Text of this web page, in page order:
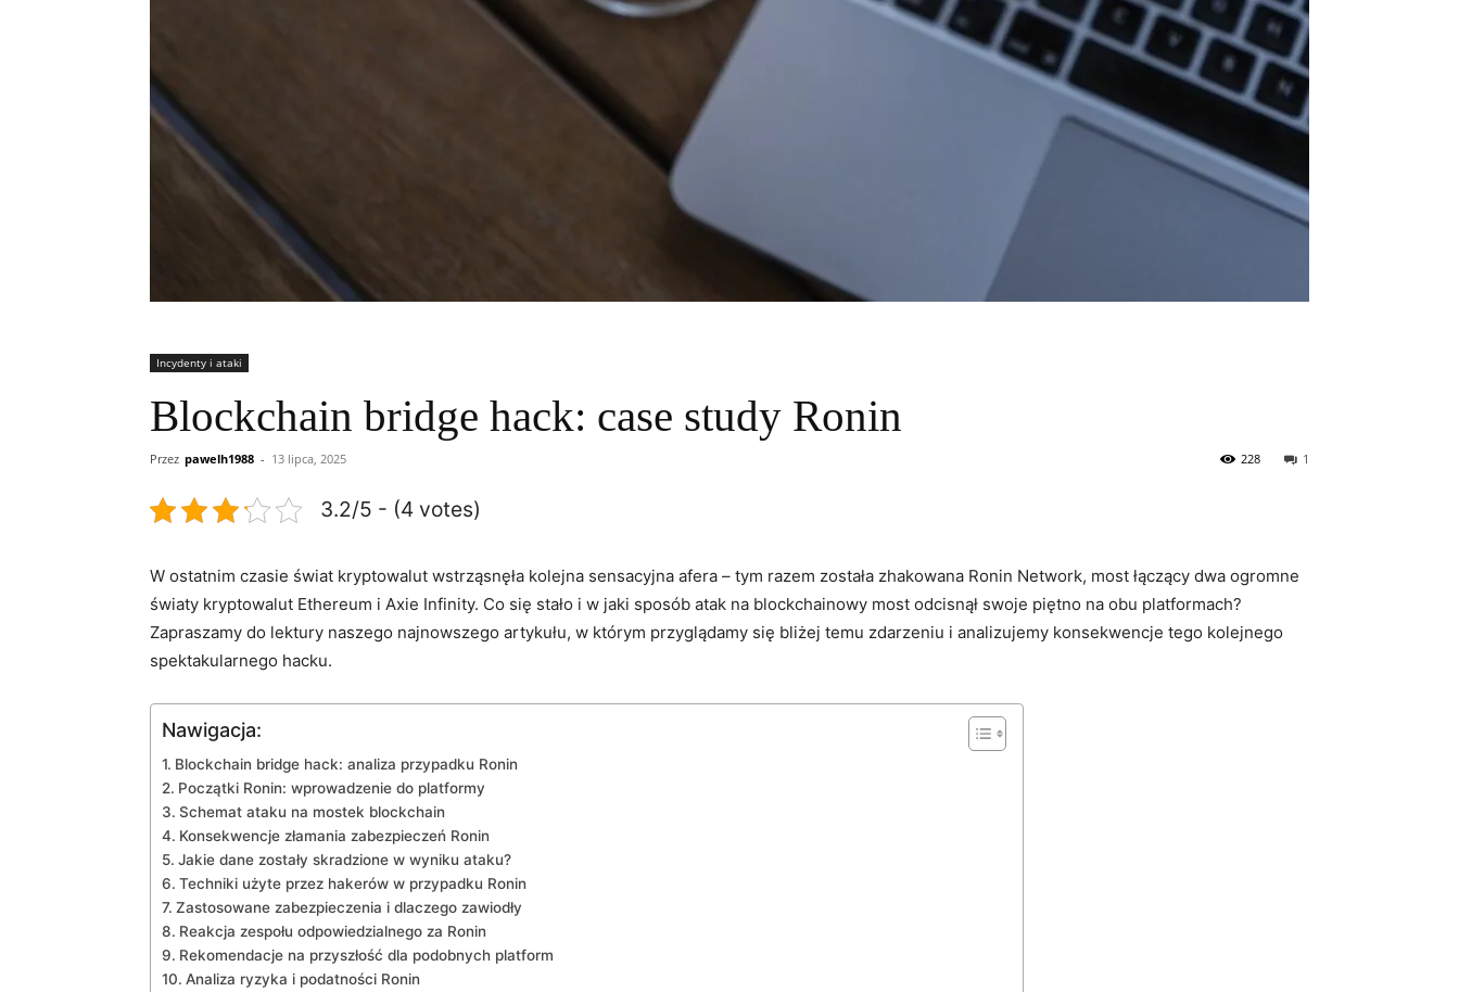
Incydenty i ataki
Blockchain bridge hack: case study Ronin
Przez pawelh1988 - 13 lipca, 2025 1
228
3.2/5 - (4 votes)
W ostatnim czasie świat kryptowalut wstrząsnęła​ kolejna sensacyjna afera – tym ‌razem została zhakowana​ Ronin Network, most łączący dwa ogromne‌
światy kryptowalut Ethereum i Axie Infinity. Co ​się stało i w jaki sposób ‌atak na blockchainowy most odcisnął swoje piętno ​na obu platformach?
‍Zapraszamy ⁢do‍ lektury naszego najnowszego artykułu, w którym przyglądamy się bliżej temu zdarzeniu i analizujemy konsekwencje ⁣tego kolejnego
spektakularnego hacku.
Nawigacja:
Blockchain bridge⁤ hack: analiza ​przypadku Ronin
Początki ‍Ronin: wprowadzenie do platformy
Schemat ataku na mostek blockchain
Konsekwencje‍ złamania zabezpieczeń Ronin
Jakie dane zostały skradzione w wyniku ataku?
Techniki użyte przez hakerów w przypadku Ronin
Zastosowane zabezpieczenia i dlaczego zawiodły
Reakcja zespołu odpowiedzialnego za Ronin
Rekomendacje na przyszłość⁢ dla podobnych ‌platform
Analiza ryzyka i ​podatności Ronin